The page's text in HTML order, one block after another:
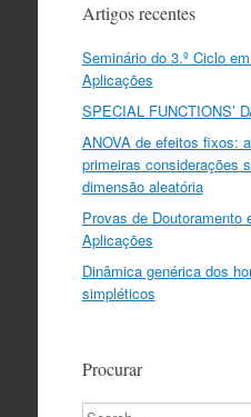
Artigos recentes
Seminário do 3.º Ciclo
Aplicações
SPECIAL FUNCTIONS’
ANOVA de efeitos fixos:
primeiras considerações
dimensão aleatória
Provas de Doutoramento
Aplicações
Dinâmica genérica dos
simpléticos
Procurar
Search